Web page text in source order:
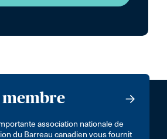
membre
association nationale de
du Barreau canadien vous fournit